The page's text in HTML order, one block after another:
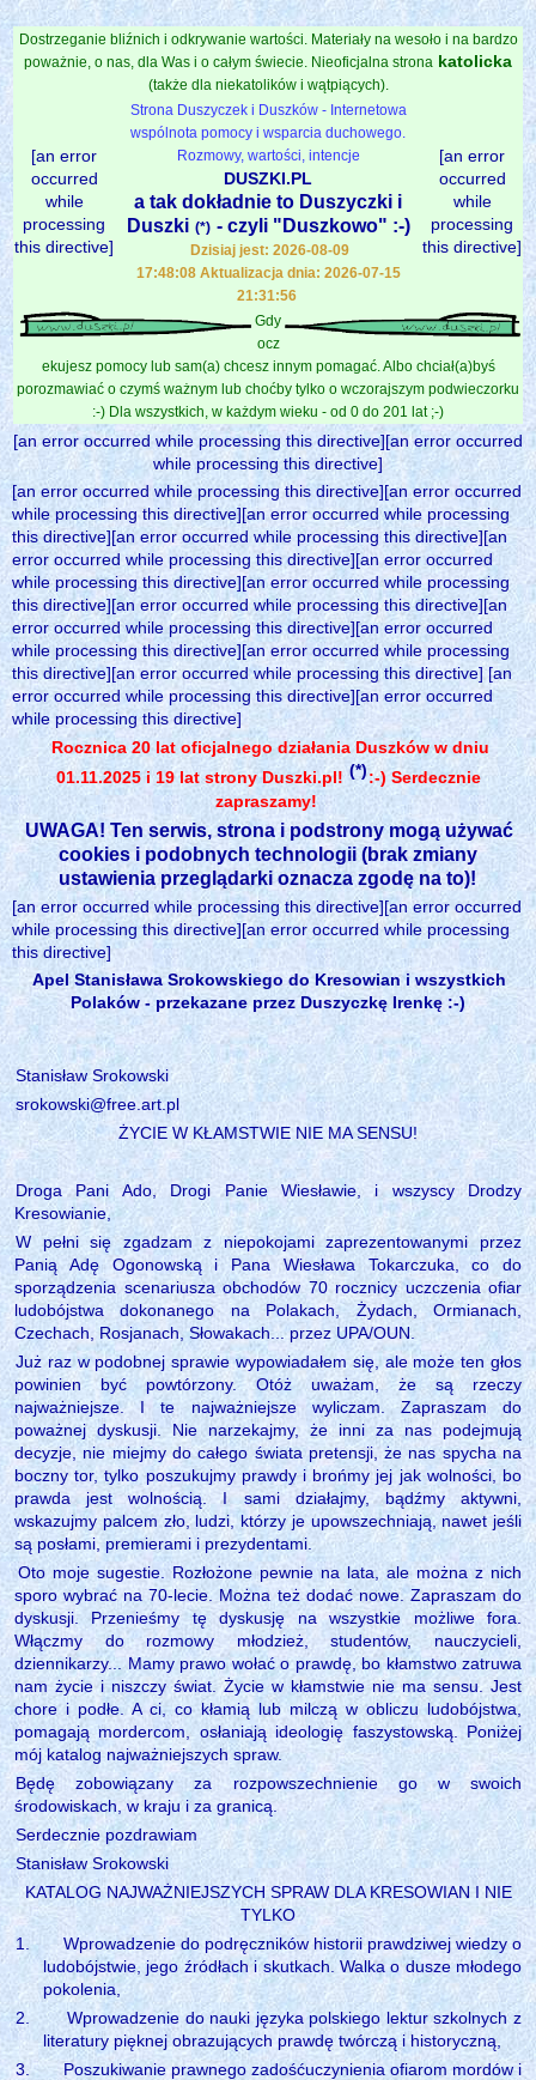
Dostrzeganie bliźnich i odkrywanie wartości. Materiały na wesoło i na bardzo
poważnie, o nas, dla Was i o całym świecie. Nieoficjalna strona katolicka
(także dla niekatolików i wątpiących).
[an error
occurred
while
processing
this directive]
Strona Duszyczek i Duszków - Internetowa
wspólnota pomocy i wsparcia duchowego.
Rozmowy, wartości, intencje
DUSZKI.PL
a tak dokładnie to Duszyczki i
Duszki (*) - czyli "Duszkowo" :-)
Dzisiaj jest: 2026-08-09
17:48:08 Aktualizacja dnia: 2026-07-15
21:31:56
[an error
occurred
while
processing
this directive]
Gdy
ocz
ekujesz pomocy lub sam(a) chcesz innym pomagać. Albo chciał(a)byś
porozmawiać o czymś ważnym lub choćby tylko o wczorajszym podwieczorku
:-) Dla wszystkich, w każdym wieku - od 0 do 201 lat ;-)
[an error occurred while processing this directive][an error occurred
while processing this directive]
[an error occurred while processing this directive][an error occurred
while processing this directive][an error occurred while processing
this directive][an error occurred while processing this directive][an
error occurred while processing this directive][an error occurred
while processing this directive][an error occurred while processing
this directive][an error occurred while processing this directive][an
error occurred while processing this directive][an error occurred
while processing this directive][an error occurred while processing
this directive][an error occurred while processing this directive] [an
error occurred while processing this directive][an error occurred
while processing this directive]
Rocznica 20 lat oficjalnego działania Duszków w dniu
01.11.2025 i 19 lat strony Duszki.pl! (*):-) Serdecznie
zapraszamy!
UWAGA! Ten serwis, strona i podstrony mogą używać
cookies i podobnych technologii (brak zmiany
ustawienia przeglądarki oznacza zgodę na to)!
[an error occurred while processing this directive][an error occurred
while processing this directive][an error occurred while processing
this directive]
Apel Stanisława Srokowskiego do Kresowian i wszystkich
Polaków - przekazane przez Duszyczkę Irenkę :-)
Stanisław Srokowski
srokowski@free.art.pl
ŻYCIE W KŁAMSTWIE NIE MA SENSU!
Droga Pani Ado, Drogi Panie Wiesławie, i wszyscy Drodzy
Kresowianie,
W pełni się zgadzam z niepokojami zaprezentowanymi przez
Panią Adę Ogonowską i Pana Wiesława Tokarczuka, co do
sporządzenia scenariusza obchodów 70 rocznicy uczczenia ofiar
ludobójstwa dokonanego na Polakach, Żydach, Ormianach,
Czechach, Rosjanach, Słowakach... przez UPA/OUN.
Już raz w podobnej sprawie wypowiadałem się, ale może ten głos
powinien być powtórzony. Otóż uważam, że są rzeczy
najważniejsze. I te najważniejsze wyliczam. Zapraszam do
poważnej dyskusji. Nie narzekajmy, że inni za nas podejmują
decyzje, nie miejmy do całego świata pretensji, że nas spycha na
boczny tor, tylko poszukujmy prawdy i brońmy jej jak wolności, bo
prawda jest wolnością. I sami działajmy, bądźmy aktywni,
wskazujmy palcem zło, ludzi, którzy je upowszechniają, nawet jeśli
są posłami, premierami i prezydentami.
Oto moje sugestie. Rozłożone pewnie na lata, ale można z nich
sporo wybrać na 70-lecie. Można też dodać nowe. Zapraszam do
dyskusji. Przenieśmy tę dyskusję na wszystkie możliwe fora.
Włączmy do rozmowy młodzież, studentów, nauczycieli,
dziennikarzy... Mamy prawo wołać o prawdę, bo kłamstwo zatruwa
nam życie i niszczy świat. Życie w kłamstwie nie ma sensu. Jest
chore i podłe. A ci, co kłamią lub milczą w obliczu ludobójstwa,
pomagają mordercom, osłaniają ideologię faszystowską. Poniżej
mój katalog najważniejszych spraw.
Będę zobowiązany za rozpowszechnienie go w swoich
środowiskach, w kraju i za granicą.
Serdecznie pozdrawiam
Stanisław Srokowski
KATALOG NAJWAŻNIEJSZYCH SPRAW DLA KRESOWIAN I NIE
TYLKO
1.
Wprowadzenie do podręczników historii prawdziwej wiedzy o
ludobójstwie, jego źródłach i skutkach. Walka o dusze młodego
pokolenia,
2.
Wprowadzenie do nauki języka polskiego lektur szkolnych z
literatury pięknej obrazujących prawdę twórczą i historyczną,
3.
Poszukiwanie prawnego zadośćuczynienia ofiarom mordów i